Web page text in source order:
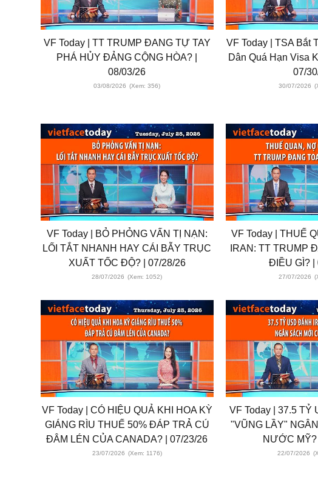
VF Today | TT TRUMP ĐANG TỰ TAY
PHÁ HỦY ĐẢNG CỘNG HÒA? |
08/03/26
03/08/2026 (Xem: 356)
VF Today | TSA Bắt
Dân Quá Hạn Visa
07/
30/07/2026
VF Today | BỎ PHỎNG VẤN TỊ NẠN:
LỐI TẮT NHANH HAY CÁI BẪY TRỤC
XUẤT TỐC ĐỘ? | 07/28/26
28/07/2026 (Xem: 1052)
VF Today | THUẾ
IRAN: TT TRUMP
ĐIỀU GÌ? |
27/07/2026
VF Today | CÓ HIỆU QUẢ KHI HOA KỲ
GIÁNG RÌU THUẾ 50% ĐÁP TRẢ CÚ
ĐÂM LÉN CỦA CANADA? | 07/23/26
23/07/2026 (Xem: 1176)
VF Today | 37.5 TỶ
"VŨNG LẦY"
NƯỚC
22/07/2026